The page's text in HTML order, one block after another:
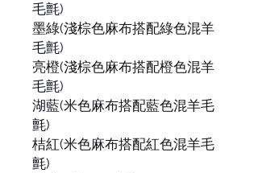
毛氈)
墨綠(淺棕色麻布搭配綠色混羊
毛氈)
亮橙(淺棕色麻布搭配橙色混羊
毛氈)
湖藍(米色麻布搭配藍色混羊毛
氈)
桔紅(米色麻布搭配紅色混羊毛
氈)